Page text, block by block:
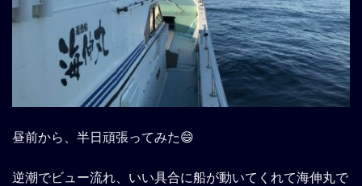
昼前から、半日頑張ってみた😄
逆潮でビュー流れ、いい具合に船が動いてくれて海伸丸で